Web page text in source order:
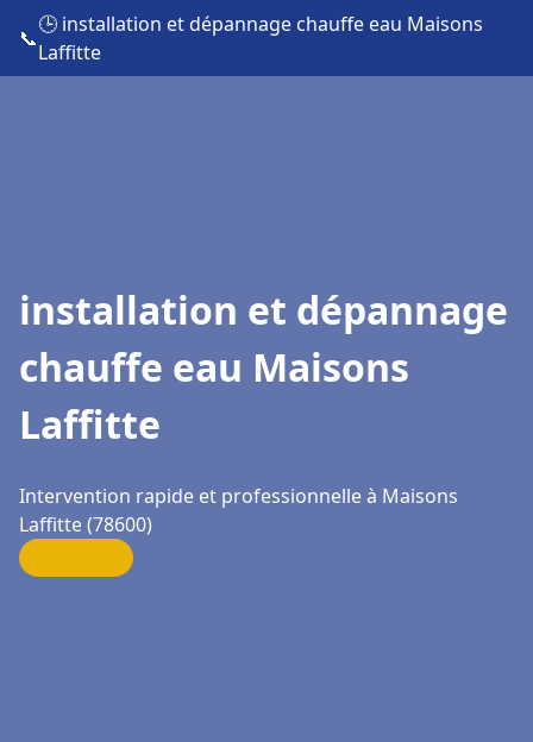
📞
🕒 installation et dépannage chauffe eau Maisons
Laffitte
installation et dépannage
chauffe eau Maisons
Laffitte
Intervention rapide et professionnelle à Maisons
Laffitte (78600)